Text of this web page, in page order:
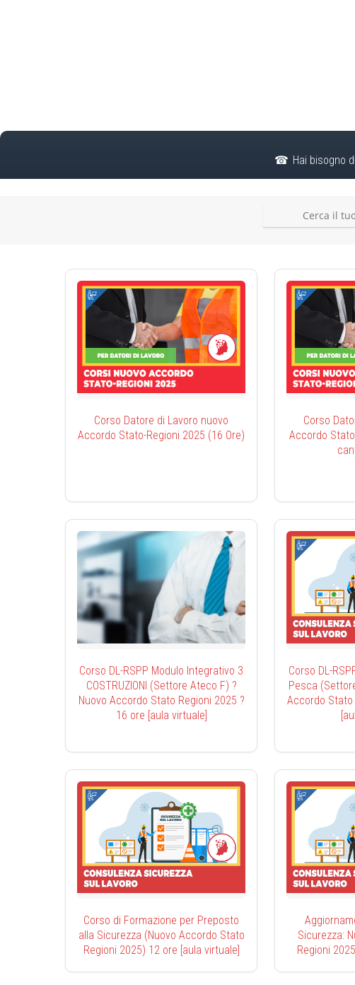
Hai bisogno
Corso Datore di Lavoro nuovo
Accordo Stato-Regioni 2025 (16 Ore)
Corso
Accordo
Corso DL-RSPP Modulo Integrativo 3
COSTRUZIONI (Settore Ateco F) ?
Nuovo Accordo Stato Regioni 2025 ?
16 ore [aula virtuale]
Corso DL-
Pesca
Accordo Stato
Corso di Formazione per Preposto
alla Sicurezza (Nuovo Accordo Stato
Regioni 2025) 12 ore [aula virtuale]
Sicurezza:
Regioni